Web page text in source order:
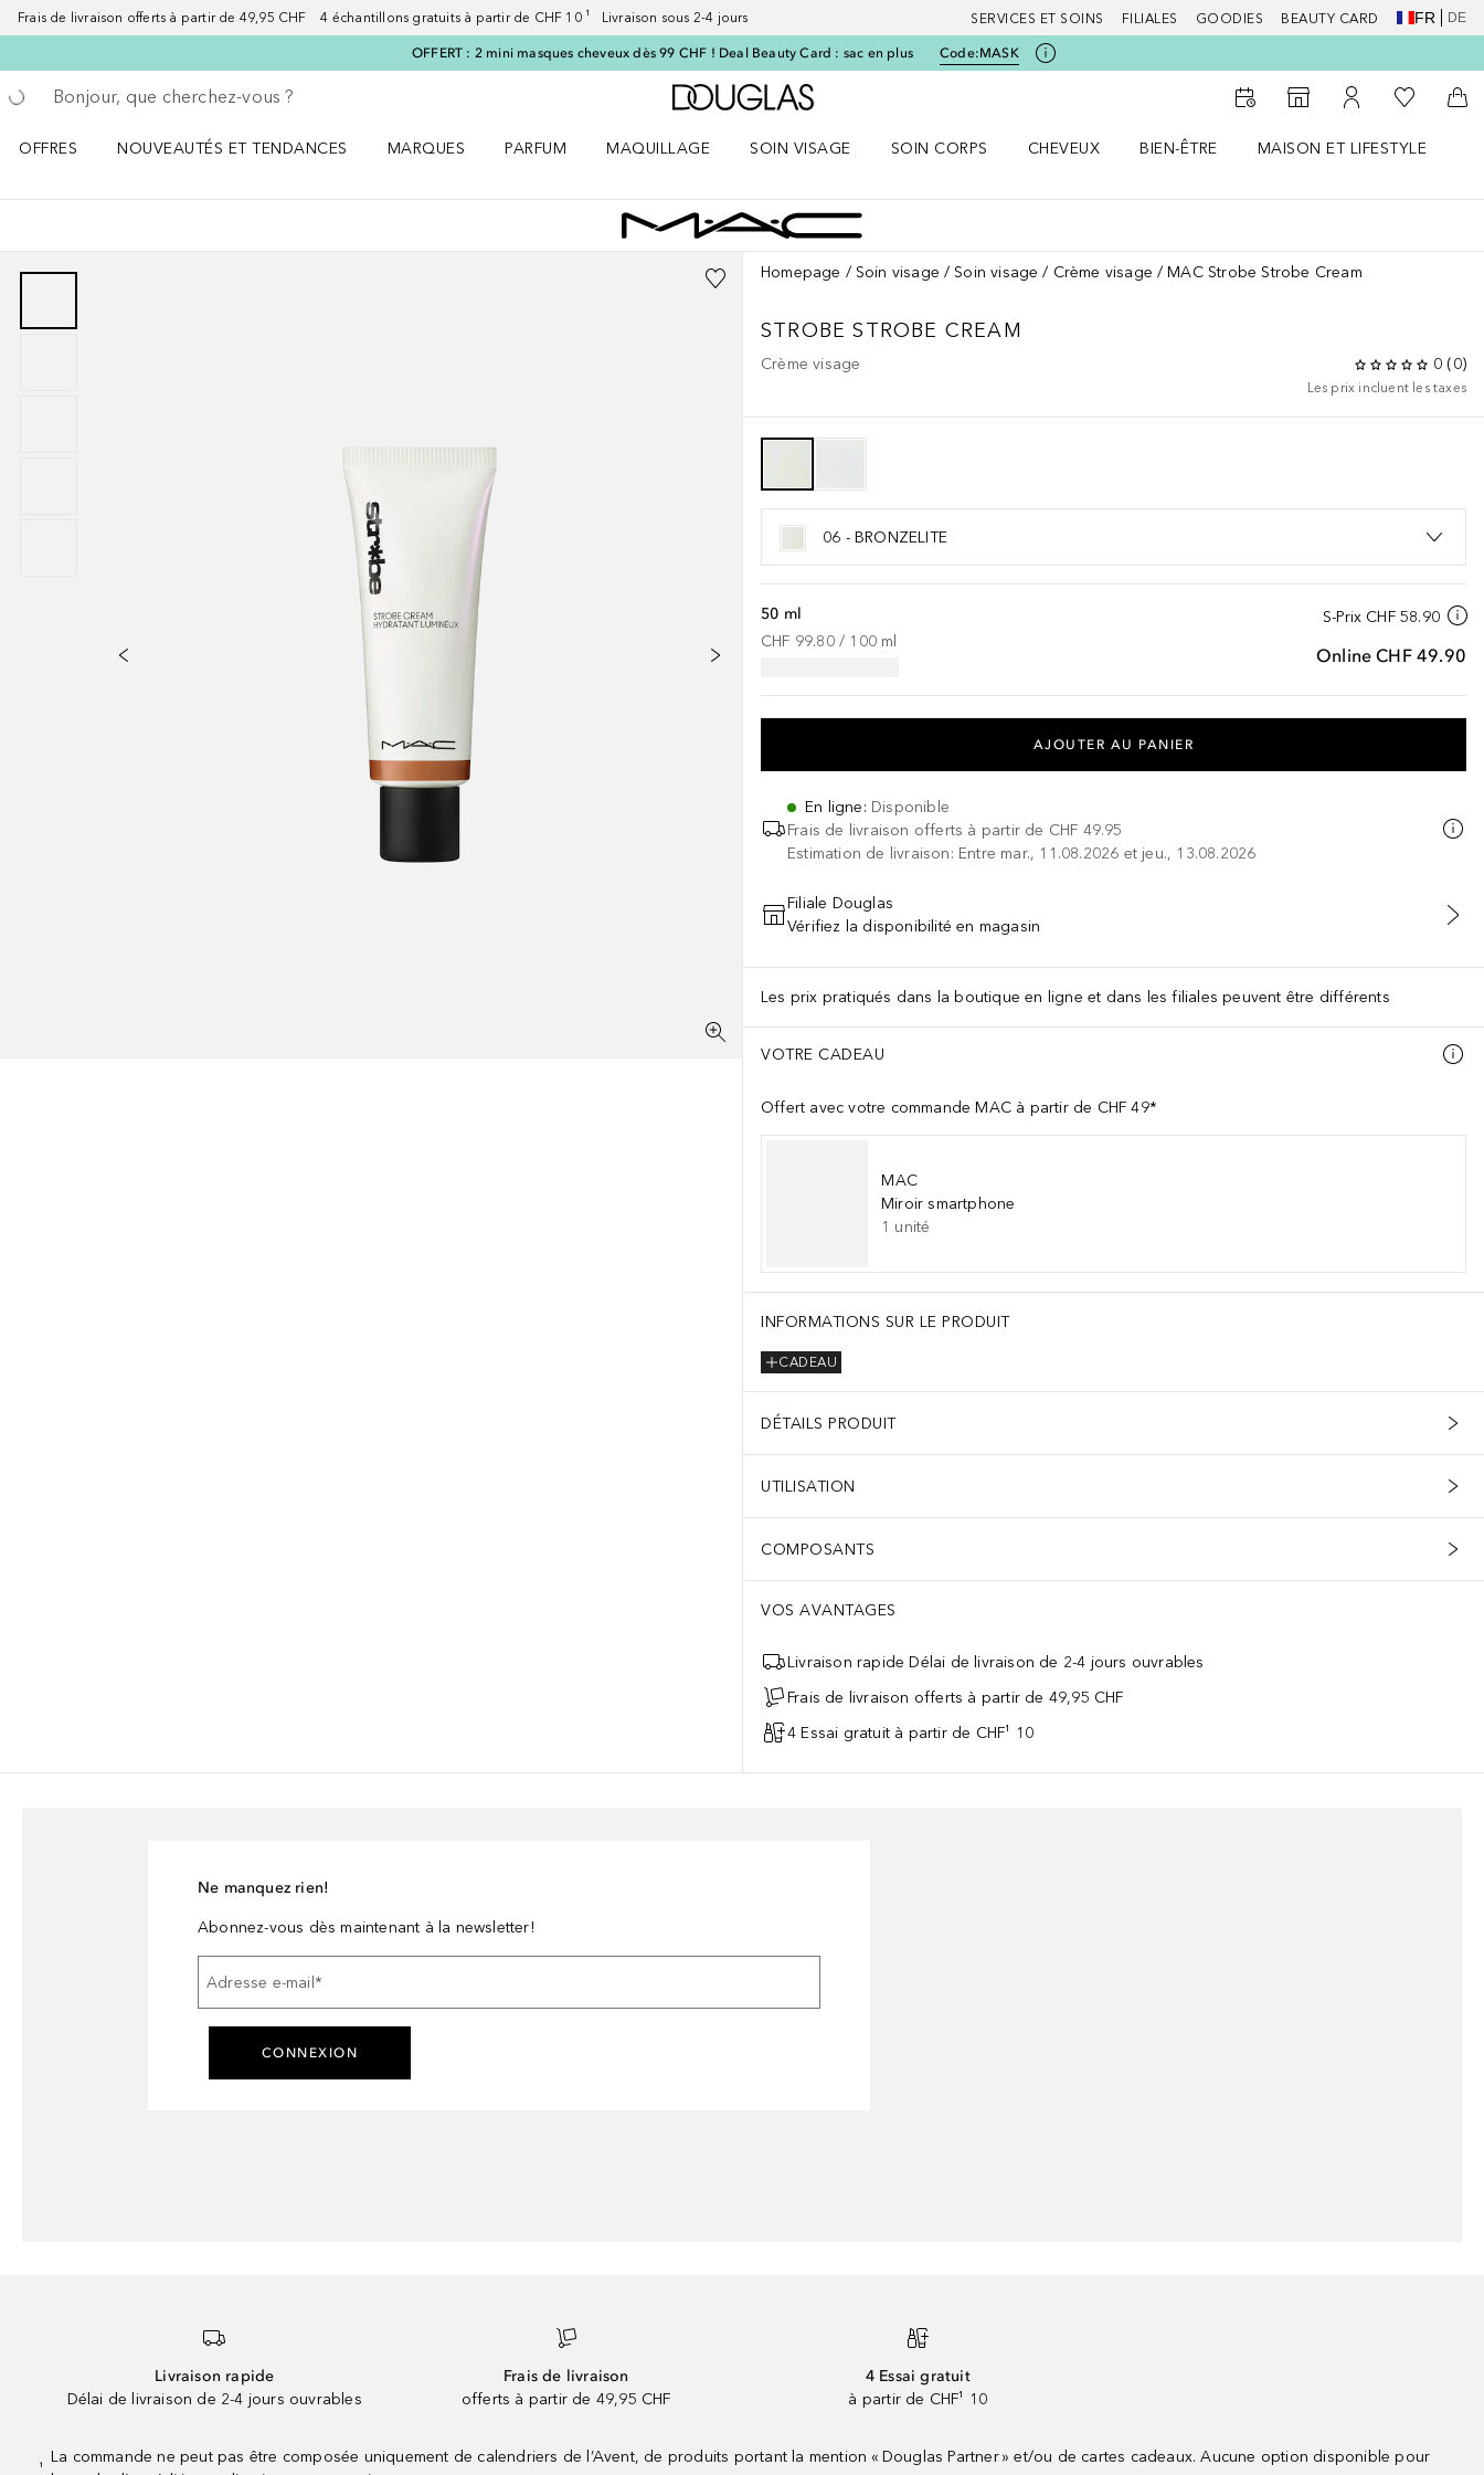
Frais de livraison offerts à partir de 49,95 CHF 4 échantillons gratuits à partir de CHF 10 ¹ Livraison sous 2-4 jours SERVICES ET SOINS FILIALES GOODIES BEAUTY CARD FR DE
OFFERT : 2 mini masques cheveux dès 99 CHF ! Deal Beauty Card : sac en plus Code:MASK
Retourner
Exécuter la recherche
Vers l'accueil Douglas
Vers le Storefinder
Vers Mon Compte
Vers Ma
OFFRES
NOUVEAUTÉS ET TENDANCES
MARQUES
PARFUM
MAQUILLAGE
SOIN VISAGE
SOIN CORPS
CHEVEUX
BIEN-ÊTRE
MAISON ET LIFESTYLE
Homepage Soin visage Soin visage Crème visage MAC Strobe Strobe Cream
STROBE STROBE CREAM
Crème visage 0 (0)
Les prix incluent les taxes
06 - BRONZELITE
S-Prix CHF 58.90
Online CHF 49.90
50 ml
CHF 99.80 / 100 ml
AJOUTER AU PANIER
En ligne: Disponible
Frais de livraison offerts à partir de CHF 49.95
Estimation de livraison: Entre mar., 11.08.2026 et jeu., 13.08.2026
Filiale Douglas
Vérifiez la disponibilité en magasin
Les prix pratiqués dans la boutique en ligne et dans les filiales peuvent être différents
VOTRE CADEAU
Offert avec votre commande MAC à partir de CHF 49*
MAC
Miroir smartphone
1 unité
INFORMATIONS SUR LE PRODUIT
CADEAU
DÉTAILS PRODUIT
UTILISATION
COMPOSANTS
VOS AVANTAGES
Livraison rapide Délai de livraison de 2-4 jours ouvrables
Frais de livraison offerts à partir de 49,95 CHF
4 Essai gratuit à partir de CHF¹ 10
Ne manquez rien!
Abonnez-vous dès maintenant à la newsletter!
Adresse e-mail *
CONNEXION
Livraison rapide
Délai de livraison de 2-4 jours ouvrables
Frais de livraison
offerts à partir de 49,95 CHF
4 Essai gratuit
à partir de CHF¹ 10
¹
La commande ne peut pas être composée uniquement de calendriers de l’Avent, de produits portant la mention « Douglas Partner » et/ou de cartes cadeaux. Aucune option disponible pour